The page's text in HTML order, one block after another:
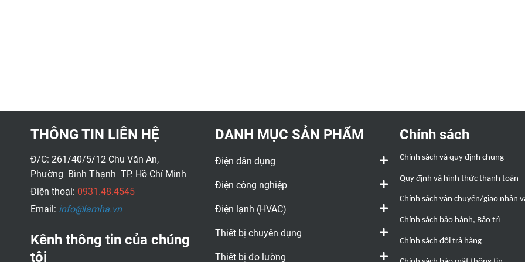
THÔNG TIN LIÊN HỆ
Đ/C: 261/40/5/12 Chu Văn An,
Phường Bình Thạnh TP. Hồ Chí Minh
Điện thoại: 0931.48.4545
Email: info@lamha.vn
Kênh thông tin của chúng
tôi
DANH MỤC SẢN PHẨM
Điện dân dụng
Điện công nghiệp
Điện lạnh (HVAC)
Thiết bị chuyên dụng
Thiết bị đo lường
Chính sách
Chính sách và quy định chung
Quy định và hình thức thanh toán
Chính sách vận chuyển/giao nhận
Chính sách bảo hành, Bảo trì
Chính sách đổi trả hàng